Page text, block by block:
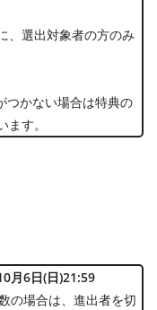
、選出対象者の方のみ
つかない場合は特典の
す。
月6日(日)21:59
の場合は、進出者を切